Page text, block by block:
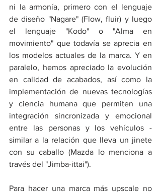
ni la armonía, primero con el lenguaje
de diseño "Nagare" (Flow, fluir) y luego
el lenguaje "Kodo" o "Alma en
movimiento" que todavía se aprecia en
los modelos actuales de la marca. Y en
paralelo, hemos apreciado la evolución
en calidad de acabados, así como la
implementación de nuevas tecnologías
y ciencia humana que permiten una
integración sincronizada y emocional
entre las personas y los vehículos -
similar a la relación que lleva un jinete
con su caballo (Mazda lo menciona a
través del "Jimba-ittai").
Para hacer una marca más upscale no